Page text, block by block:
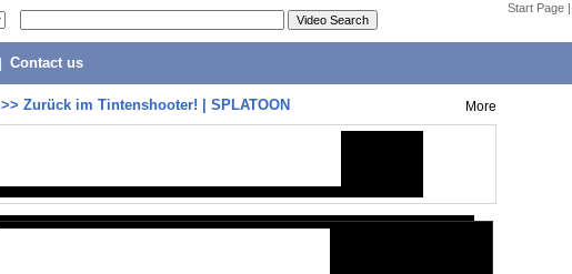
Start Page |
Contact us
>> Zurück im Tintenshooter! | SPLATOON More